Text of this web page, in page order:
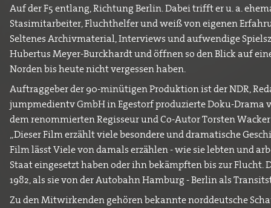
Auf der F5 entlang, Richtung Berlin. Dabei trifft er u. a.
Stasimitarbeiter, Fluchthelfer und weiß von eigenen
Seltenes Archivmaterial, Interviews und aufwendige
Hubertus Meyer-Burckhardt und öffnen so den Blick auf
Norden bis heute nicht vergessen haben.
Auftraggeber der 90-minütigen Produktion ist der NDR,
jumpmedientv GmbH in Egestorf produzierte Doku-Drama
dem renommierten Regisseur und Co-Autor Torsten
„Dieser Film erzählt viele besondere und dramatische
Film lässt Viele von damals erzählen - wie sie lebten und
Staat eingesetzt haben oder ihn bekämpften bis zur Flucht.
1982, als sie von der Autobahn Hamburg - Berlin als
Zu den Mitwirkenden gehören bekannte norddeutsche